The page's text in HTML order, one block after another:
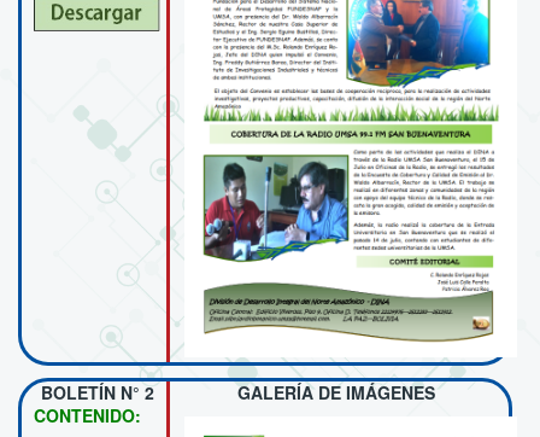
BOLETÍN N° 2
CONTENIDO:
GALERÍA DE IMÁGENES